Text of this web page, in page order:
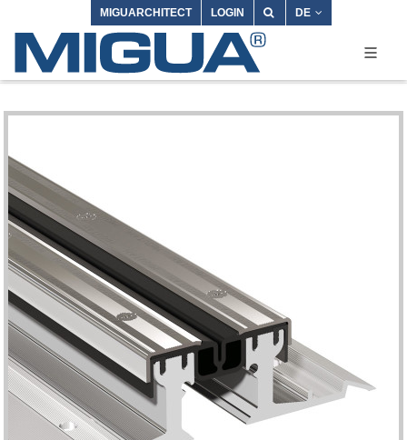
MIGUARCHITECT LOGIN DE